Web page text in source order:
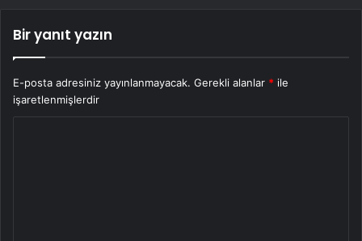
Bir yanıt yazın
E-posta adresiniz yayınlanmayacak. Gerekli alanlar * ile
işaretlenmişlerdir